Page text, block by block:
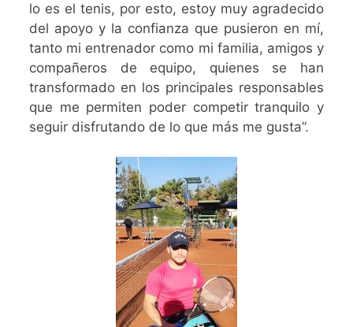
lo es el tenis, por esto, estoy muy agradecido
del apoyo y la confianza que pusieron en mí,
tanto mi entrenador como mi familia, amigos y
compañeros de equipo, quienes se han
transformado en los principales responsables
que me permiten poder competir tranquilo y
seguir disfrutando de lo que más me gusta”.